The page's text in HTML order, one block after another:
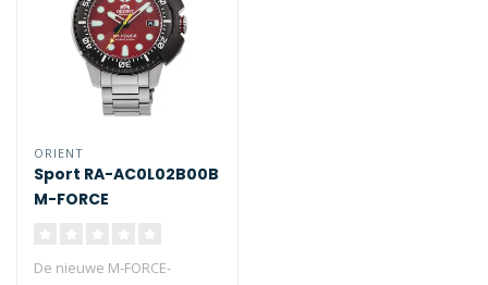
ORIENT
Sport RA-AC0L02B00B
M-FORCE
De nieuwe M-FORCE-